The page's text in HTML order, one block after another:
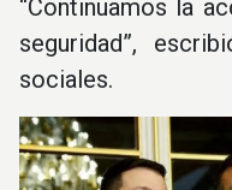
“Continuamos la
seguridad”,
sociales.